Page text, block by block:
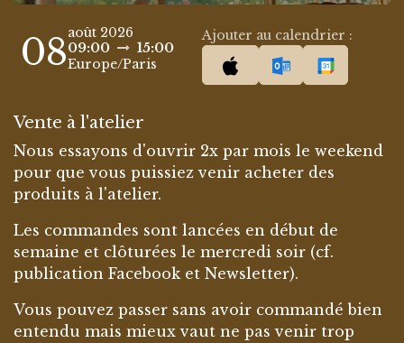
08août 2026
09:00
15:00
Europe/Paris
Ajouter au calendrier :
Vente à l'atelier
Nous essayons d'ouvrir 2x par mois le weekend
pour que vous puissiez venir acheter des
produits à l'atelier.
Les commandes sont lancées en début de
semaine et clôturées le mercredi soir (cf.
publication Facebook et Newsletter).
Vous pouvez passer sans avoir commandé bien
entendu mais mieux vaut ne pas venir trop